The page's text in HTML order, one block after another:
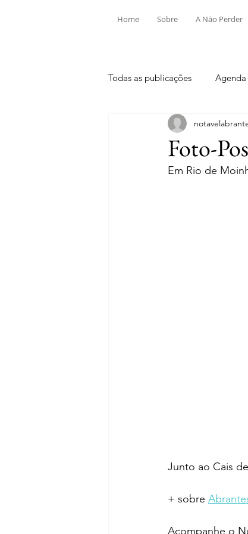
Home Sobre A Não Perder
Todas as publicações Agenda
Aldeia do Mato e Souto
Mouriscas Pego
Foto-
Em Rio de
Junto ao Cais
+ sobre
Acompanhe o